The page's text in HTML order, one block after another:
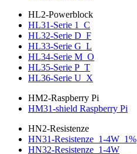
HL2-Powerblock
HL31-Serie 1_C
HL32-Serie D_F
HL33-Serie G_L
HL34-Serie M_O
HL35-Serie P_T
HL36-Serie U_X
HM2-Raspberry Pi
HM31-shield Raspberry Pi
HN2-Resistenze
HN31-Resistenze_1-4W_1%
HN32-Resistenze_1-4W